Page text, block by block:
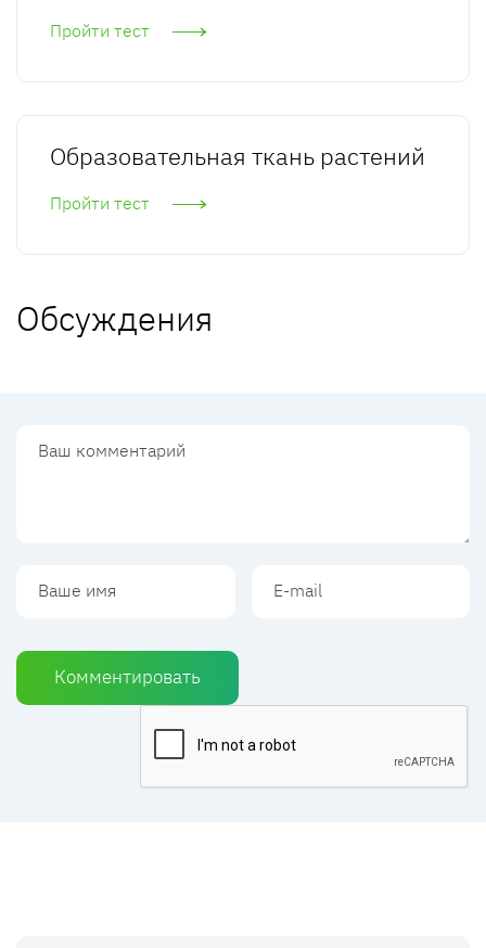
Пройти тест
Образовательная ткань растений
Пройти тест
Обсуждения
Комментировать